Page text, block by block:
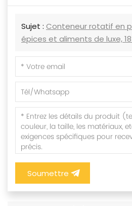
Sujet : Conteneur rotatif en
épices et aliments de luxe,
Soumettre